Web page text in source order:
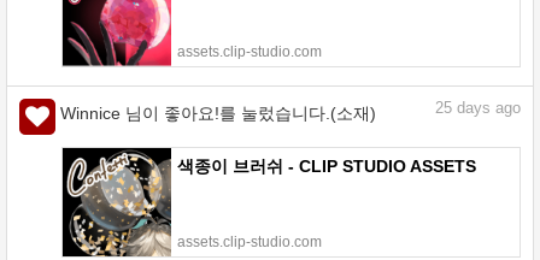
assets.clip-studio.com
Winnice 님이 좋아요!를 눌렀습니다.(소재) 25 days ago
색종이 브러쉬 - CLIP STUDIO ASSETS
assets.clip-studio.com